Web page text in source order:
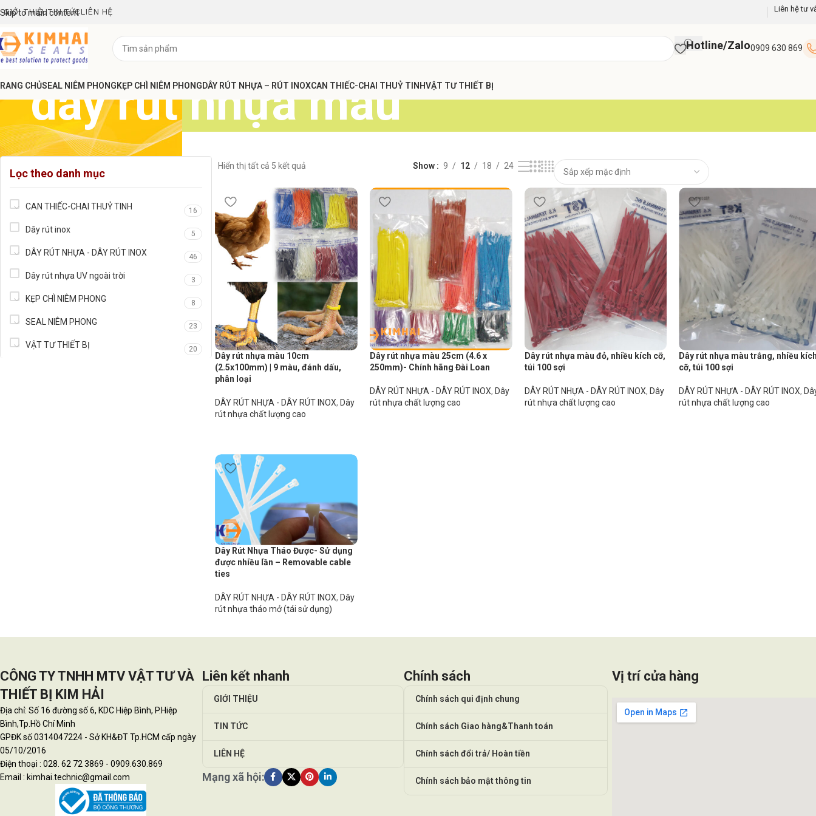
Skip to main content
GIỚI THIỆUTIN TỨC LIÊN HỆ Liên hệ tư
Hotline/Zalo0909 630 869
CHỦSEAL NIÊM PHONGKẸP CHÌ NIÊM PHONGDÂY RÚT NHỰA – RÚT INOXCAN THIẾC-CHAI THUỶ TINHVẬT TƯ THIẾT BỊ
dây rút nhựa màu
Lọc theo danh mục
CAN THIẾC-CHAI THUỶ TINH 16
Dây rút inox 5
DÂY RÚT NHỰA - DÂY RÚT INOX 46
Dây rút nhựa UV ngoài trời 3
KẸP CHÌ NIÊM PHONG 8
SEAL NIÊM PHONG 23
VẬT TƯ THIẾT BỊ 20
Hiển thị tất cả 5 kết quả Show 9 12 18 24
Dây rút nhựa màu 10cm
(2.5x100mm) | 9 màu, đánh dấu,
phân loại
DÂY RÚT NHỰA - DÂY RÚT INOX, Dây
rút nhựa chất lượng cao
Dây rút nhựa màu 25cm (4.6 x
250mm)- Chính hãng Đài Loan
DÂY RÚT NHỰA - DÂY RÚT INOX, Dây
rút nhựa chất lượng cao
Dây rút nhựa màu đỏ, nhiều kích cỡ,
túi 100 sợi
DÂY RÚT NHỰA - DÂY RÚT INOX, Dây
rút nhựa chất lượng cao
Dây rút nhựa màu trắng, nhiều
cỡ, túi 100 sợi
DÂY RÚT NHỰA - DÂY RÚT INOX,
rút nhựa chất lượng cao
Dây Rút Nhựa Tháo Được- Sử dụng
được nhiều lần – Removable cable
ties
DÂY RÚT NHỰA - DÂY RÚT INOX, Dây
rút nhựa tháo mở (tái sử dụng)
CÔNG TY TNHH MTV VẬT TƯ VÀ
THIẾT BỊ KIM HẢI
Địa chỉ: Số 16 đường số 6, KDC Hiệp Bình, P.Hiệp
Bình,Tp.Hồ Chí Minh
GPĐK số 0314047224 - Sở KH&ĐT Tp.HCM cấp ngày
05/10/2016
Điện thoại : 028. 62 72 3869 - 0909.630.869
Email : kimhai.technic@gmail.com
Liên kết nhanh
GIỚI THIỆU
TIN TỨC
LIÊN HỆ
Mạng xã hội:
Chính sách
Chính sách qui định chung
Chính sách Giao hàng&Thanh toán
Chính sách đổi trả/ Hoàn tiền
Chính sách bảo mật thông tin
Vị trí cửa hàng